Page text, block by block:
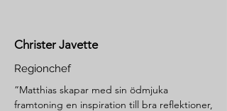
Christer Javette
Regionchef
”Matthias skapar med sin ödmjuka
framtoning en inspiration till bra reflektioner,